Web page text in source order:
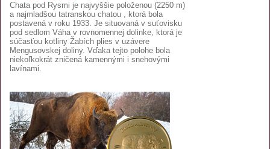
Chata pod Rysmi je najvyššie položenou (2250 m)
a najmladšou tatranskou chatou , ktorá bola
postavená v roku 1933. Je situovaná v suťovisku
pod sedlom Váha v rovnomennej dolinke, ktorá je
súčasťou kotliny Žabích plies v uzávere
Mengusovskej doliny. Vďaka tejto polohe bola
niekoľkokrát zničená kamennými i snehovými
lavínami.